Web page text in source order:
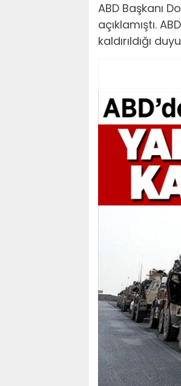
ABD Başkanı
açıklamıştı.
kaldırıldığı